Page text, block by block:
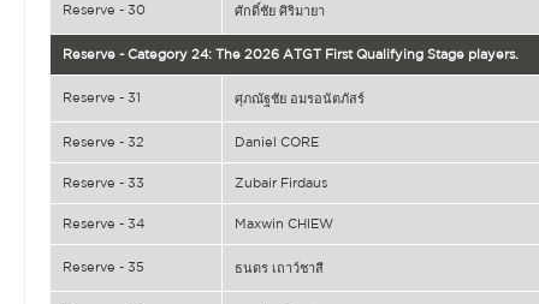
Reserve - 30 ศักดิ์ชัย ศิริมายา
Reserve - Category 24: The 2026 ATGT First Qualifying Stage players.
Reserve - 31 ศุภณัฐชัย อมรอนัตภัสร์
Reserve - 32 Daniel CORE
Reserve - 33 Zubair Firdaus
Reserve - 34 Maxwin CHIEW
Reserve - 35 ธนดร เถาว์ชาสี